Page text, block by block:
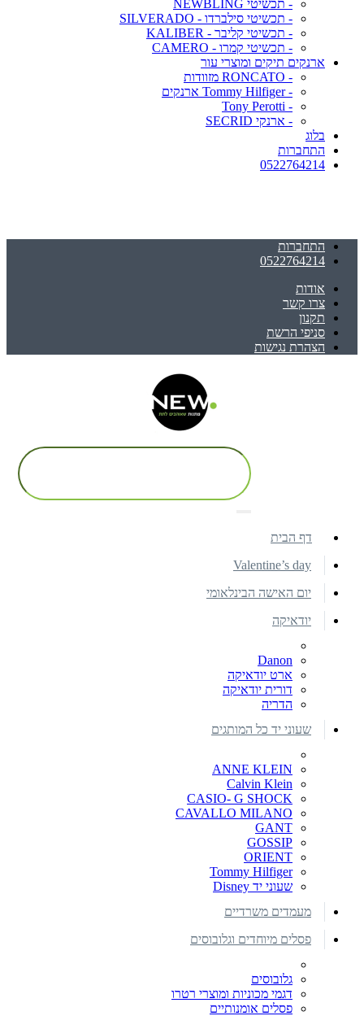
- תכשיטי NEWBLING
- תכשיטי סילברדו - SILVERADO
- תכשיטי קליבר - KALIBER
- תכשיטי קמרו - CAMERO
ארנקים תיקים ומוצרי עור
- RONCATO מזוודות
- Tommy Hilfiger ארנקים
- Tony Perotti
- ארנקי SECRID
בלוג
התחברות
0522764214
התחברות
0522764214
אודות
צרו קשר
תקנון
סניפי הרשת
הצהרת נגישות
דף הבית
Valentine’s day
יום האישה הבינלאומי
יודאיקה
Danon
ארט יודאיקה
דורית יודאיקה
הדריה
שעוני יד כל המותגים
ANNE KLEIN
Calvin Klein
CASIO- G SHOCK
CAVALLO MILANO
GANT
GOSSIP
ORIENT
Tommy Hilfiger
שעוני יד Disney
מעמדים משרדיים
פסלים מיוחדים וגלובוסים
גלובוסים
דגמי מכוניות ומוצרי רטרו
פסלים אומנותיים